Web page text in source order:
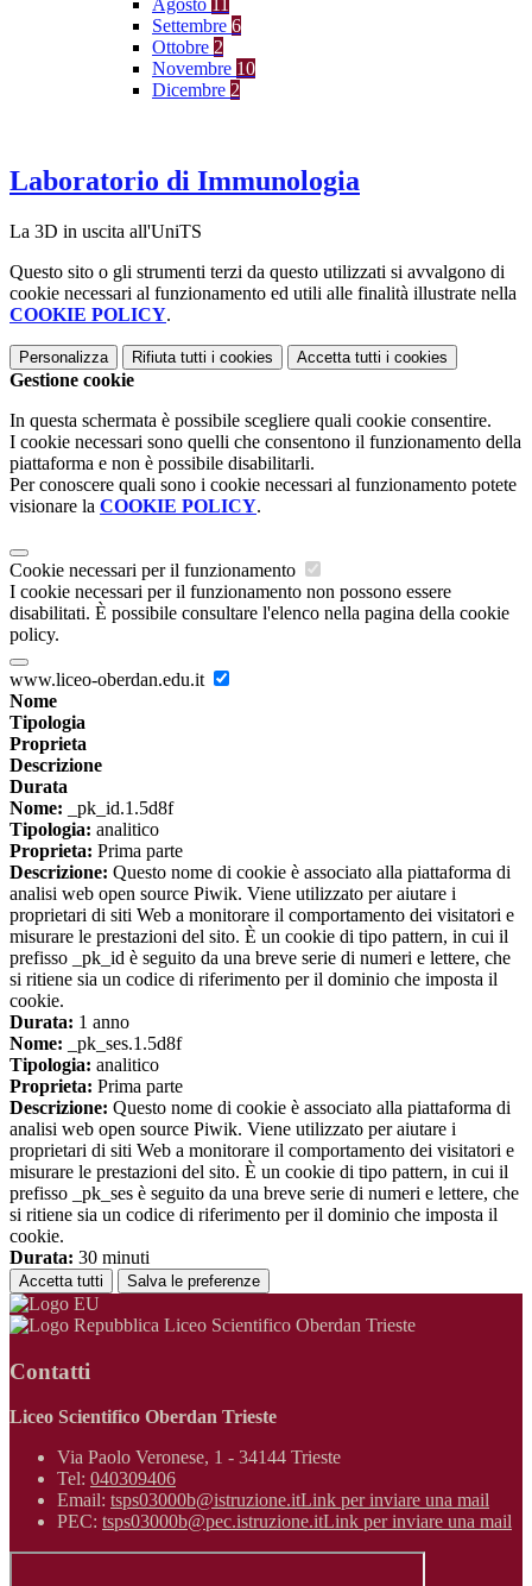
Agosto 11
Settembre 6
Ottobre 2
Novembre 10
Dicembre 2
Laboratorio di Immunologia
La 3D in uscita all'UniTS
Questo sito o gli strumenti terzi da questo utilizzati si avvalgono di
cookie necessari al funzionamento ed utili alle finalità illustrate nella
COOKIE POLICY.
Personalizza Rifiuta tutti i cookies Accetta tutti i cookies
Gestione cookie
In questa schermata è possibile scegliere quali cookie consentire.
I cookie necessari sono quelli che consentono il funzionamento della
piattaforma e non è possibile disabilitarli.
Per conoscere quali sono i cookie necessari al funzionamento potete
visionare la COOKIE POLICY.
Cookie necessari per il funzionamento
I cookie necessari per il funzionamento non possono essere
disabilitati. È possibile consultare l'elenco nella pagina della cookie
policy.
www.liceo-oberdan.edu.it
Nome
Tipologia
Proprieta
Descrizione
Durata
Nome: _pk_id.1.5d8f
Tipologia: analitico
Proprieta: Prima parte
Descrizione: Questo nome di cookie è associato alla piattaforma di
analisi web open source Piwik. Viene utilizzato per aiutare i
proprietari di siti Web a monitorare il comportamento dei visitatori e
misurare le prestazioni del sito. È un cookie di tipo pattern, in cui il
prefisso _pk_id è seguito da una breve serie di numeri e lettere, che
si ritiene sia un codice di riferimento per il dominio che imposta il
cookie.
Durata: 1 anno
Nome: _pk_ses.1.5d8f
Tipologia: analitico
Proprieta: Prima parte
Descrizione: Questo nome di cookie è associato alla piattaforma di
analisi web open source Piwik. Viene utilizzato per aiutare i
proprietari di siti Web a monitorare il comportamento dei visitatori e
misurare le prestazioni del sito. È un cookie di tipo pattern, in cui il
prefisso _pk_ses è seguito da una breve serie di numeri e lettere, che
si ritiene sia un codice di riferimento per il dominio che imposta il
cookie.
Durata: 30 minuti
Accetta tutti Salva le preferenze
Liceo Scientifico Oberdan Trieste
Contatti
Liceo Scientifico Oberdan Trieste
Via Paolo Veronese, 1 - 34144 Trieste
Tel: 040309406
Email: tsps03000b@istruzione.itLink per inviare una mail
PEC: tsps03000b@pec.istruzione.itLink per inviare una mail